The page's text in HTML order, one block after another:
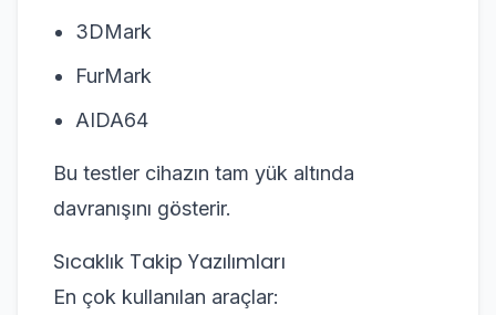
3DMark
FurMark
AIDA64
Bu testler cihazın tam yük altında
davranışını gösterir.
Sıcaklık Takip Yazılımları
En çok kullanılan araçlar: